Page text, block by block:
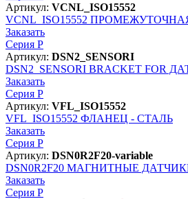
Артикул: VCNL_ISO15552
VCNL_ISO15552
Заказать
Серия P
Артикул: DSN2_SENSORI
DSN2_SENSORI BRACKET FOR
Заказать
Серия P
Артикул: VFL_ISO15552
VFL_ISO15552 ФЛАНЕЦ - СТАЛЬ
Заказать
Серия P
Артикул: DSN0R2F20-variable
DSN0R2F20 МАГНИТНЫЕ ДАТЧИКИ
Заказать
Серия P